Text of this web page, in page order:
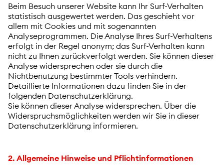
Beim Besuch unserer Website kann Ihr Surf-Verhalten
statistisch ausgewertet werden. Das geschieht vor
allem mit Cookies und mit sogenannten
Analyseprogrammen. Die Analyse Ihres Surf-Verhaltens
erfolgt in der Regel anonym; das Surf-Verhalten kann
nicht zu Ihnen zurückverfolgt werden. Sie können dieser
Analyse widersprechen oder sie durch die
Nichtbenutzung bestimmter Tools verhindern.
Detaillierte Informationen dazu finden Sie in der
folgenden Datenschutzerklärung.
Sie können dieser Analyse widersprechen. Über die
Widerspruchsmöglichkeiten werden wir Sie in dieser
Datenschutzerklärung informieren.
2. Allgemeine Hinweise und Pflichtinformationen